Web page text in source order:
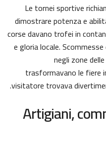
Le tornei sportive
dimostrare potenza e
corse davano trofei in
e gloria locale.
negli zone
trasformavano le fiere
visitatore trovava
Artigiani,